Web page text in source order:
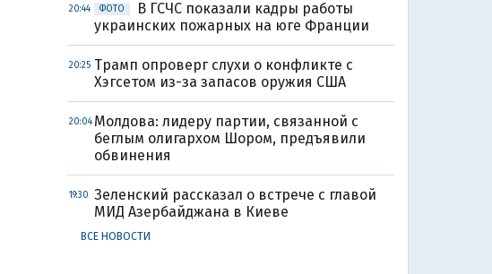
20:44 ФОТО
В ГСЧС показали кадры работы
украинских пожарных на юге Франции
20:25 Трамп опроверг слухи о конфликте с
Хэгсетом из-за запасов оружия США
20:04 Молдова: лидеру партии, связанной с
беглым олигархом Шором, предъявили
обвинения
19:30 Зеленский рассказал о встрече с главой
МИД Азербайджана в Киеве
ВСЕ НОВОСТИ